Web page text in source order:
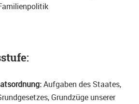
Aufgaben des Staates,
Grundzüge unserer